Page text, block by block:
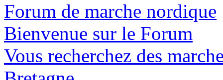
Forum de marche nordique
Bienvenue sur le Forum
Vous recherchez des